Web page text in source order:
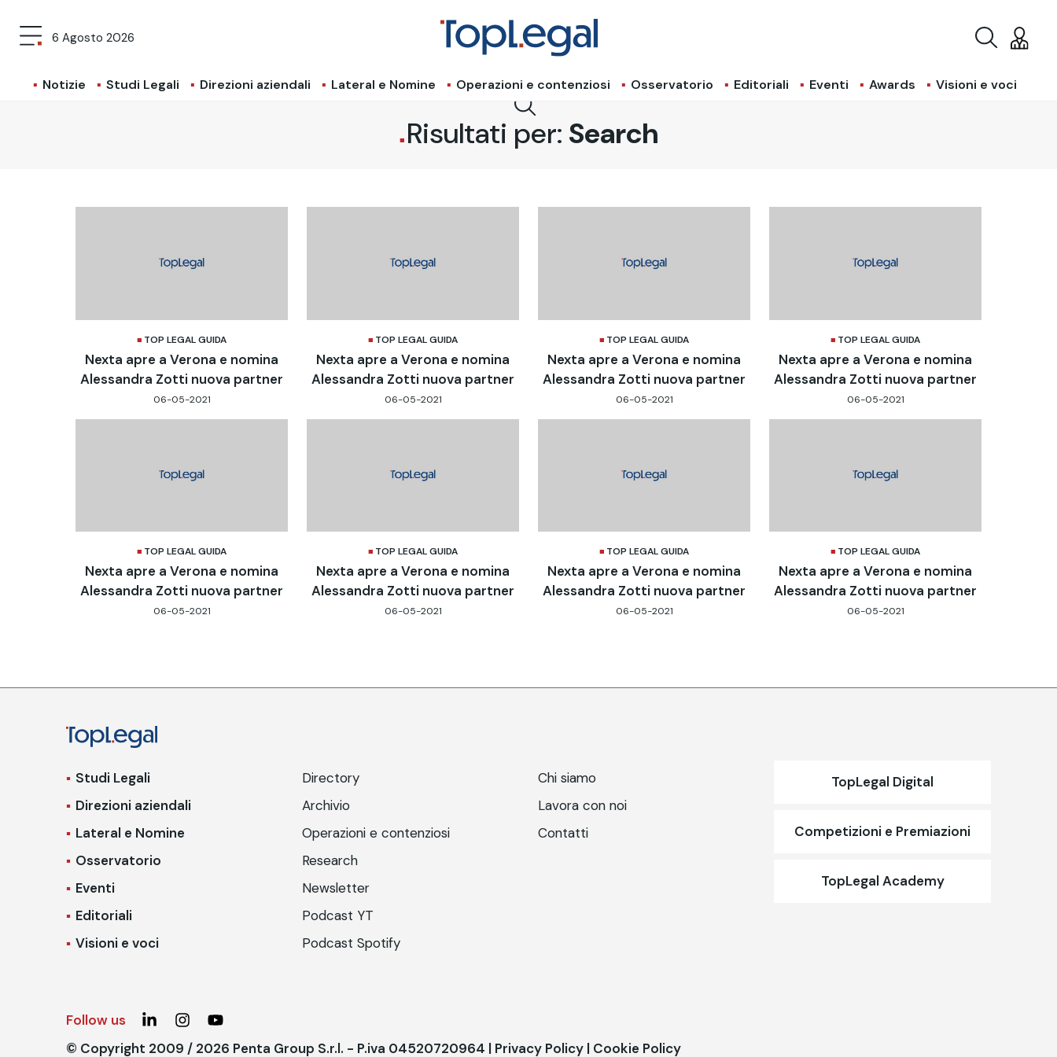
6 Agosto 2026
Notizie Studi Legali Direzioni aziendali Lateral e Nomine Operazioni e contenziosi Osservatorio Editoriali Eventi Awards Visioni e voci
Risultati per: Search
TOP LEGAL GUIDA
Nexta apre a Verona e nomina
Alessandra Zotti nuova partner
06-05-2021
TOP LEGAL GUIDA
Nexta apre a Verona e nomina
Alessandra Zotti nuova partner
06-05-2021
TOP LEGAL GUIDA
Nexta apre a Verona e nomina
Alessandra Zotti nuova partner
06-05-2021
TOP LEGAL GUIDA
Nexta apre a Verona e nomina
Alessandra Zotti nuova partner
06-05-2021
TOP LEGAL GUIDA
Nexta apre a Verona e nomina
Alessandra Zotti nuova partner
06-05-2021
TOP LEGAL GUIDA
Nexta apre a Verona e nomina
Alessandra Zotti nuova partner
06-05-2021
TOP LEGAL GUIDA
Nexta apre a Verona e nomina
Alessandra Zotti nuova partner
06-05-2021
TOP LEGAL GUIDA
Nexta apre a Verona e nomina
Alessandra Zotti nuova partner
06-05-2021
Studi Legali
Direzioni aziendali
Lateral e Nomine
Osservatorio
Eventi
Editoriali
Visioni e voci
Directory
Archivio
Operazioni e contenziosi
Research
Newsletter
Podcast YT
Podcast Spotify
Chi siamo
Lavora con noi
Contatti
TopLegal Digital
Competizioni e Premiazioni
TopLegal Academy
Follow us
© Copyright 2009 / 2026 Penta Group S.r.l. - P.iva 04520720964 | Privacy Policy | Cookie Policy